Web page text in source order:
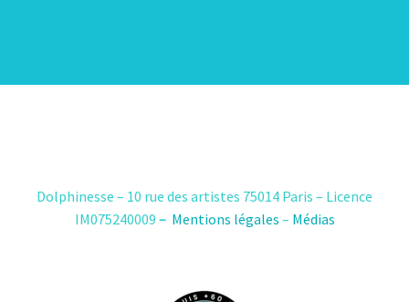
Dolphinesse – 10 rue des artistes 75014 Paris – Licence
IM075240009 – Mentions légales – Médias